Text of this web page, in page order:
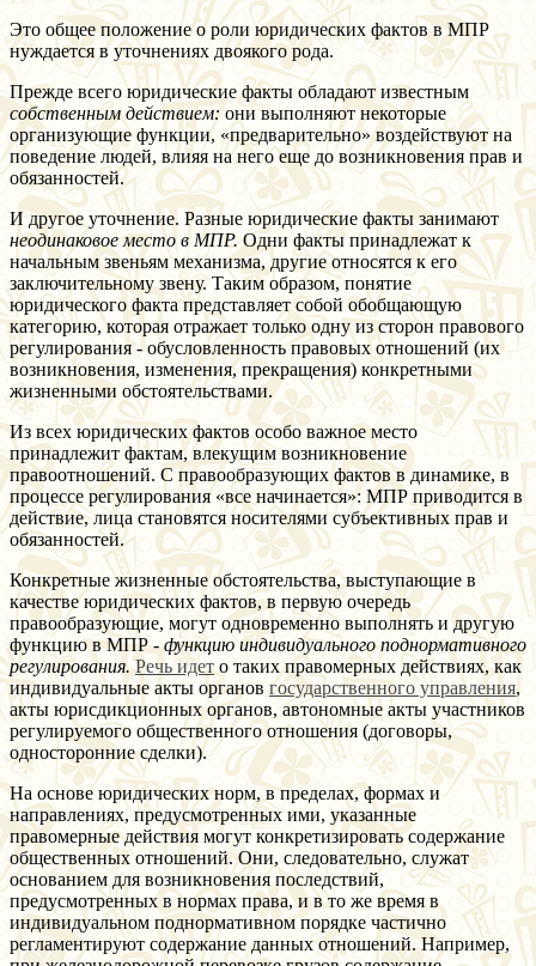
Это общее положение о роли юридических фактов в МПР
нуждается в уточнениях двоякого рода.
Прежде всего юридические факты обладают известным
собственным действием:они выполняют некоторые
организующие функции, «предварительно» воздействуют на
поведение людей, влияя на него еще до возникновения прав и
обязанностей.
И другое уточнение. Разные юридические факты занимают
неодинаковое место в МПР.Одни факты принадлежат к
начальным звеньям механизма, другие относятся к его
заключительному звену. Таким образом, понятие
юридического факта представляет собой обобщающую
категорию, которая отражает только одну из сторон правового
регулирования - обусловленность правовых отношений (их
возникновения, изменения, прекращения) конкретными
жизненными обстоятельствами.
Из всех юридических фактов особо важное место
принадлежит фактам, влекущим возникновение
правоотношений. С правообразующих фактов в динамике, в
процессе регулирования «все начинается»: МПР приводится в
действие, лица становятся носителями субъективных прав и
обязанностей.
Конкретные жизненные обстоятельства, выступающие в
качестве юридических фактов, в первую очередь
правообразующие, могут одновременно выполнять и другую
функцию в МПР -функцию индивидуального поднормативного
регулирования.Речь идет о таких правомерных действиях, как
индивидуальные акты органовгосударственного управления,
акты юрисдикционных органов, автономные акты участников
регулируемого общественного отношения (договоры,
односторонние сделки).
На основе юридических норм, в пределах, формах и
направлениях, предусмотренных ими, указанные
правомерные действия могут конкретизировать содержание
общественных отношений. Они, следовательно, служат
основанием для возникновения последствий,
предусмотренных в нормах права, и в то же время в
индивидуальном поднормативном порядке частично
регламентируют содержание данных отношений. Например,